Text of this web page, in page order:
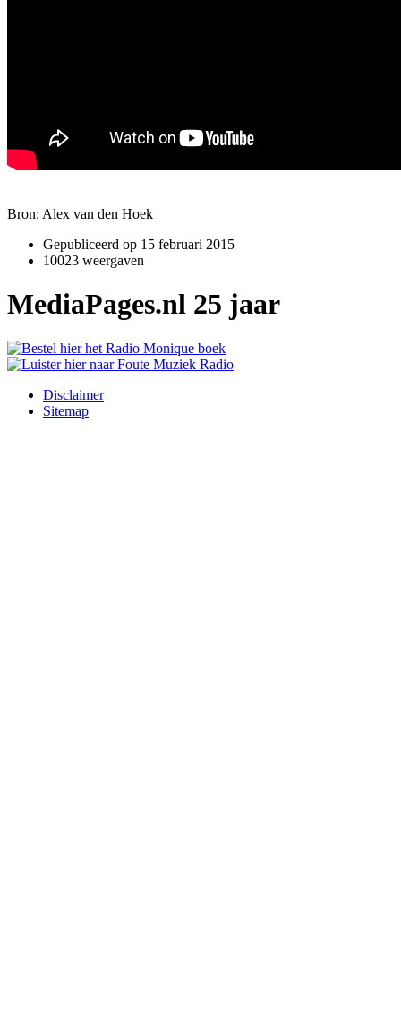
Bron: Alex van den Hoek
Gepubliceerd op 15 februari 2015
10023 weergaven
MediaPages.nl 25 jaar
Disclaimer
Sitemap